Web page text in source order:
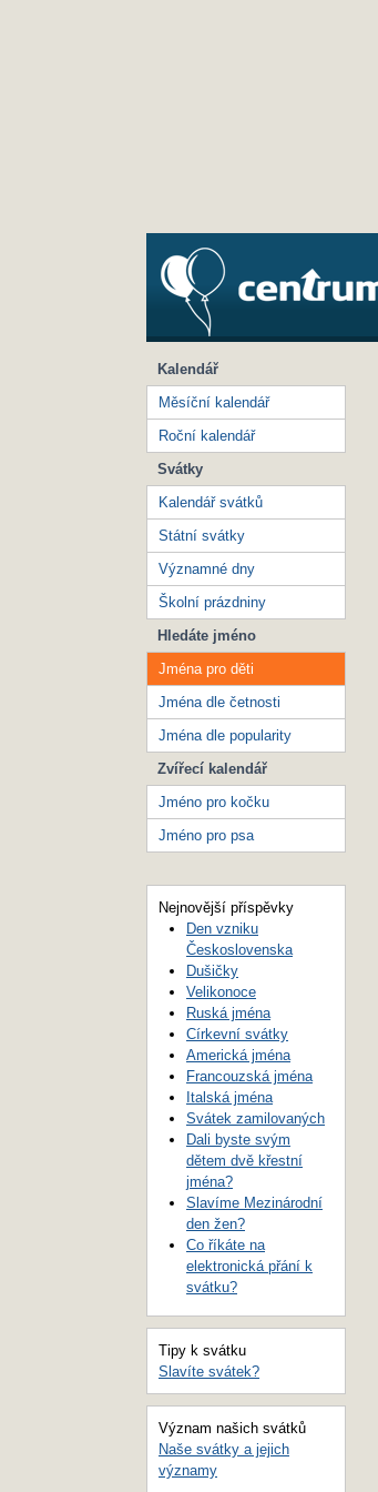
Kalendář
Měsíční kalendář
Roční kalendář
Svátky
Kalendář svátků
Státní svátky
Významné dny
Školní prázdniny
Hledáte jméno
Jména pro děti
Jména dle četnosti
Jména dle popularity
Zvířecí kalendář
Jméno pro kočku
Jméno pro psa
Nejnovější příspěvky
Den vzniku
Československa
Dušičky
Velikonoce
Ruská jména
Církevní svátky
Americká jména
Francouzská jména
Italská jména
Svátek zamilovaných
Dali byste svým
dětem dvě křestní
jména?
Slavíme Mezinárodní
den žen?
Co říkáte na
elektronická přání k
svátku?
Tipy k svátku
Slavíte svátek?
Význam našich svátků
Naše svátky a jejich
významy